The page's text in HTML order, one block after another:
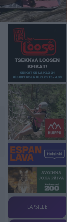
LAPSILLE